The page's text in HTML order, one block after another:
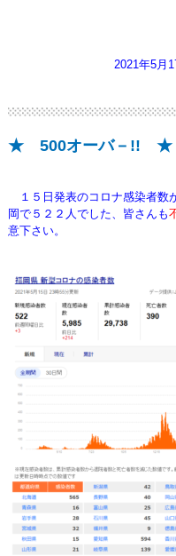
2021年5月
★ 500オーバ－!! ★
１５日発表のコロナ感染者数
岡で５２２人でした、皆さんも
意下さい。